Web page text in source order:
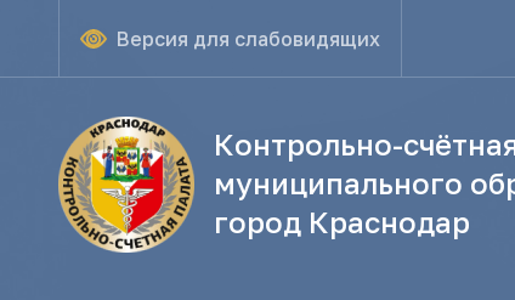
Версия для слабовидящих
Контрольно-
муниципального
город Краснодар